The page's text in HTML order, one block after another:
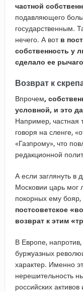
частной
подавляющего
государственным.
нечего. А вот в
собственность у
сделало ее
Возврат к
Впрочем,
условной, и это
Например, частная
говоря на сленге,
«Газпрому», что
редакционной
А если заглянуть в
Московии царь мог
покорных ему бояр,
постсоветское
возврат к этим
В Европе,
буржуазных
характер. Именно
нерешительность
российских